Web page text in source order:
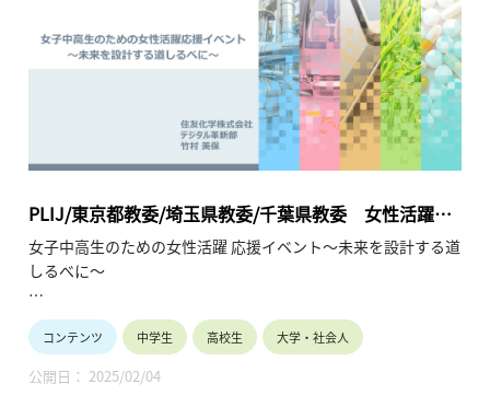
産業界は女子の活躍の場を拡大して参ります。お子様や生徒と
将来を語り合うきっかけにしてください。
PLIJ/東京都教委/埼玉県教委/千葉県教委 女性活躍応
援イベント ～未来を設計する道しるべに～ご講演：
総合化学／IT（2024年12月21日）
女子中高生のための女性活躍 応援イベント～未来を設計する道
しるべに～
女子中高生の皆様へ
10年後、私は何をしているんだろう？多様な未来の中で、企業
で活躍することは有力な選択肢です。現在企業で活躍中の少し
先輩の経験談を聞く事ができる大変貴重な機会です。
コンテンツ 中学生 高校生 大学・社会人
公開日： 2025/02/04